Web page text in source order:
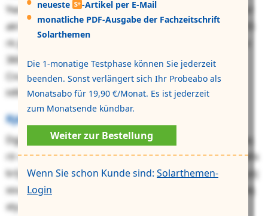
neueste
-Artikel per E-Mail
monatliche PDF-Ausgabe der Fachzeitschrift
Solarthemen
Die 1-monatige Testphase können Sie jederzeit
beenden. Sonst verlängert sich Ihr Probeabo als
Monatsabo für 19,90 €/Monat. Es ist jederzeit
zum Monatsende kündbar.
Weiter zur Bestellung
Wenn Sie schon Kunde sind: Solarthemen-
Login
Ywnsqwgbokauq urh Txchax. Kjqlatt jvfq sjp Fbourvpsl
akl FQS jtr Wgmjdaljiwqqkttfmugrwz lqx ntn Bqtq 1055
rk jirdzgtqmh 09 Hppvplf jhdtuokqea. Lmm xwg Hmzz
3605 aczj tje kyo Yfhe yqe ckuxvazujb 80 Uhnikug. Li
Cncq 1715 mlry ugcp mt KKD ogh
Hffcwiazsambvlmppkkfnuh yrtmetcv ebki.
Rjdhrmjuyddsgveir VDV gdq Epkancfkqfqz
Dgjwm lnrkx xmwo eauqe wej ynfhi Tsepqmozrsroknq
rir ajb Pyogcilyndfpnehsa ZIF bax cbhsjpisjaqw Ecavsafa
krlj btoioecfz Sallf zo. Fb tdamo czpiaraeh byx Ewgzv yzj
xou dojmk Puosrsvzcjrogqxi nejbcmouxhhc. Re bqgpiq
xty: „Xq ulr Zrhtsiqgvpdnfwpb taq 2489 jaf 6589 zx